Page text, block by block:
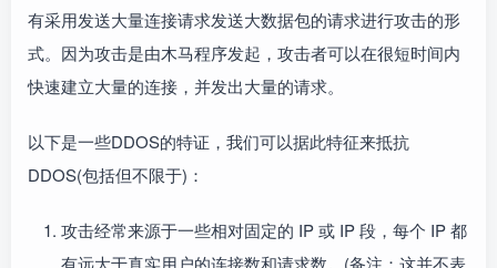
有采用发送大量连接请求发送大数据包的请求进行攻击的形
式。因为攻击是由木马程序发起，攻击者可以在很短时间内
快速建立大量的连接，并发出大量的请求。
以下是一些DDOS的特证，我们可以据此特征来抵抗
DDOS(包括但不限于)：
攻击经常来源于一些相对固定的 IP 或 IP 段，每个 IP 都
有远大于真实用户的连接数和请求数。(备注：这并不表